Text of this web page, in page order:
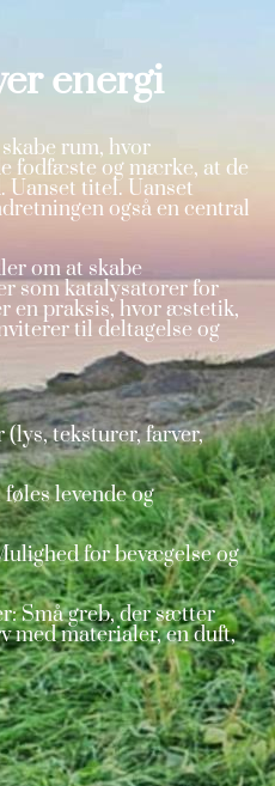
energi
rum, hvor
fodfæste og mærke, at de
Uanset titel. Uanset
også en central
om at skabe
som katalysatorer for
en praksis, hvor æstetik,
til deltagelse og
(lys, teksturer, farver,
levende og
for bevægelse og
Små greb, der sætter
med materialer,en duft,